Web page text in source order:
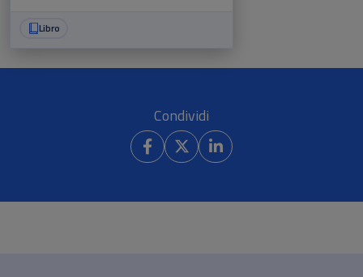
creditizia italiana
Libro
Condividi